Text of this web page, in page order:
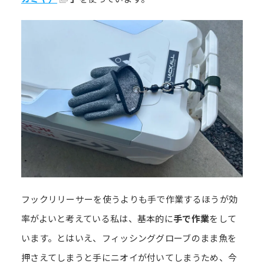
フックリリーサーを使うよりも手で作業するほうが効
率がよいと考えている私は、基本的に手で作業をして
います。とはいえ、フィッシンググローブのまま魚を
押さえてしまうと手にニオイが付いてしまうため、今